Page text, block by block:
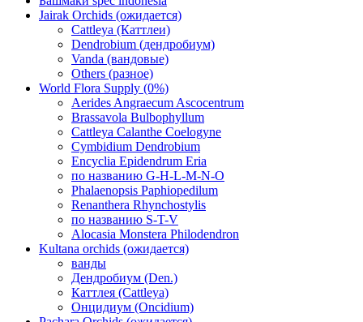
Jairak Orchids (ожидается)
Cattleya (Каттлеи)
Dendrobium (дендробиум)
Vanda (вандовые)
Others (разное)
World Flora Supply (0%)
Aerides Angraecum Ascocentrum
Brassavola Bulbophyllum
Cattleya Calanthe Coelogyne
Cymbidium Dendrobium
Encyclia Epidendrum Eria
по названию G-H-L-M-N-O
Phalaenopsis Paphiopedilum
Renanthera Rhynchostylis
по названию S-T-V
Alocasia Monstera Philodendron
Kultana orchids (ожидается)
ванды
Дендробиум (Den.)
Каттлея (Cattleya)
Онцидиум (Oncidium)